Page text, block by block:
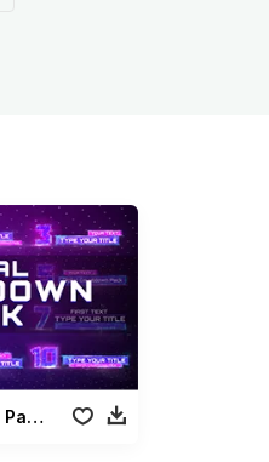
Digitaler-Countdown Paket